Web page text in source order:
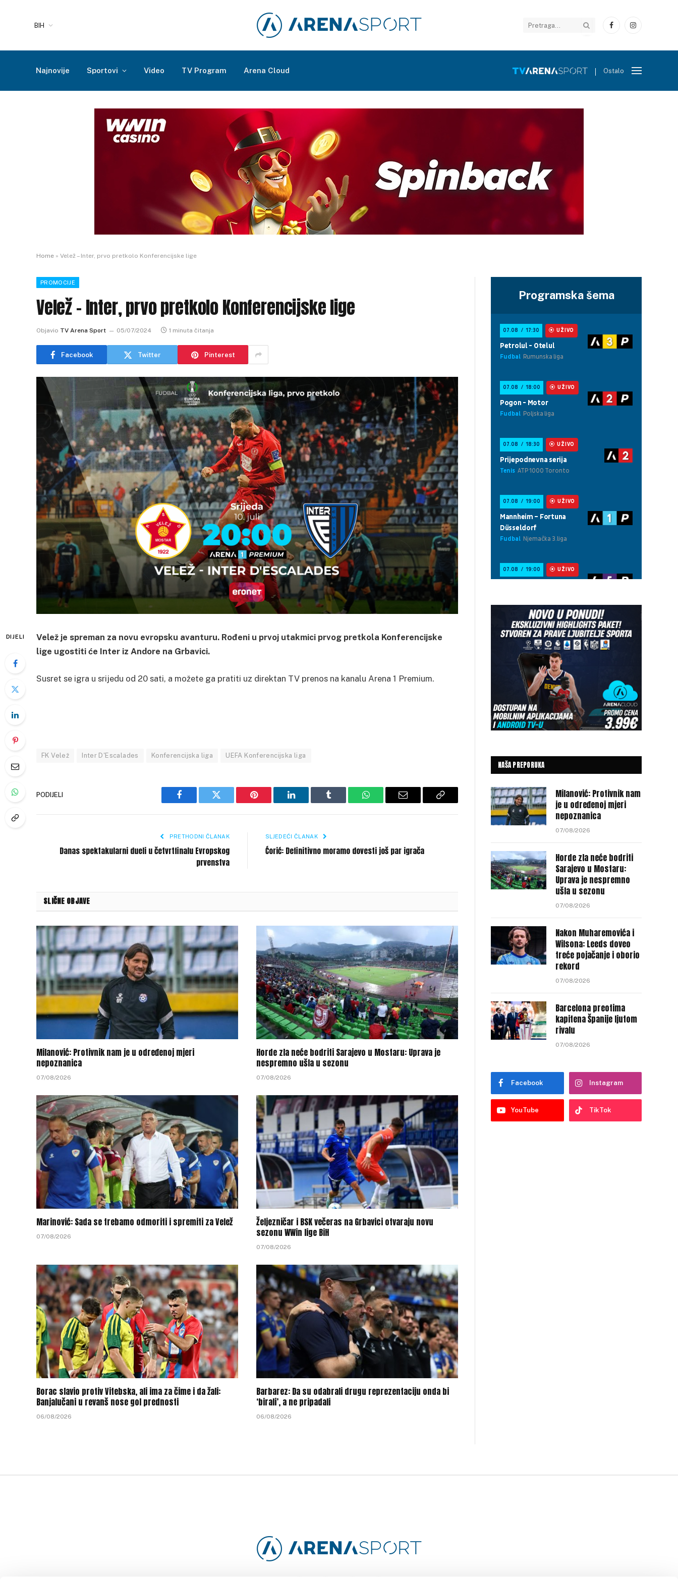
BIH
FacebookInstagram
Najnovije Sportovi Video TV Program Arena Cloud Ostalo
Home » Velež – Inter, prvo pretkolo Konferencijske lige
PROMOCIJE
Velež – Inter, prvo pretkolo Konferencijske lige
Objavio TV Arena Sport 05/07/2024 1 minuta čitanja
Facebook Twitter Pinterest
DIJELI
Velež je spreman za novu evropsku avanturu. Rođeni u prvoj utakmici prvog pretkola Konferencijske
lige ugostiti će Inter iz Andore na Grbavici.
Susret se igra u srijedu od 20 sati, a možete ga pratiti uz direktan TV prenos na kanalu Arena 1 Premium.
FK Velež Inter D'Escalades Konferencijska liga UEFA Konferencijska liga
PODIJELI
Facebook Twitter Pinterest LinkedIn Tumblr WhatsAppEmail
Copy
PRETHODNI ČLANAK
Danas spektakularni dueli u četvrtfinalu Evropskog
prvenstva
SLJEDEĆI ČLANAK
Ćorić: Definitivno moramo dovesti još par igrača
SLIČNE OBJAVE
Milanović: Protivnik nam je u određenoj mjeri
nepoznanica
07/08/2026
Horde zla neće bodriti Sarajevo u Mostaru: Uprava je
nespremno ušla u sezonu
07/08/2026
Marinović: Sada se trebamo odmoriti i spremiti za Velež
07/08/2026
Željezničar i BSK večeras na Grbavici otvaraju novu
sezonu WWin lige BiH
07/08/2026
Borac slavio protiv Vitebska, ali ima za čime i da žali:
Banjalučani u revanš nose gol prednosti
06/08/2026
Barbarez: Da su odabrali drugu reprezentaciju onda bi
‘birali’, a ne pripadali
06/08/2026
Programska šema
NAŠA PREPORUKA
Milanović: Protivnik nam
je u određenoj mjeri
nepoznanica
07/08/2026
Horde zla neće bodriti
Sarajevo u Mostaru:
Uprava je nespremno
ušla u sezonu
07/08/2026
Nakon Muharemovića i
Wilsona: Leeds doveo
treće pojačanje i oborio
rekord
07/08/2026
Barcelona preotima
kapitena Španije ljutom
rivalu
07/08/2026
Facebook Instagram
YouTube TikTok